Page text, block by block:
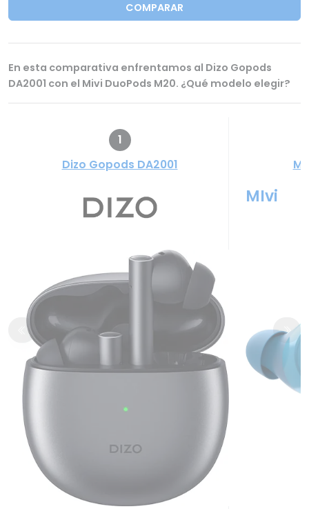
COMPARAR
En esta comparativa enfrentamos al Dizo Gopods
DA2001 con el Mivi DuoPods M20. ¿Qué modelo elegir?
1
Dizo Gopods DA2001
MIvi